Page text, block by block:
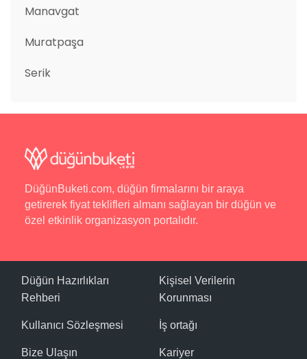
Manavgat
Muratpaşa
Serik
DüğünBuketi.com, düğün firmalarını bir araya
getirerek fiyat teklifleri almanı sağlayan bir düğün ve
özel etkinlik organizasyon portalıdır.
Düğün Hazırlıkları
Rehberi
Kullanıcı Sözleşmesi
Bize Ulaşın
Kişisel Verilerin
Korunması
İş ortağı
Kariyer